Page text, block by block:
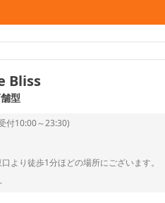
Bliss
型
付10:00～23:30)
より徒歩1分ほどの場所にございます。